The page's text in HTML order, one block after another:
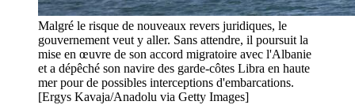
Malgré le risque de nouveaux revers juridiques, le
gouvernement veut y aller. Sans attendre, il poursuit la
mise en œuvre de son accord migratoire avec l'Albanie
et a dépêché son navire des garde-côtes Libra en haute
mer pour de possibles interceptions d'embarcations.
[Ergys Kavaja/Anadolu via Getty Images]